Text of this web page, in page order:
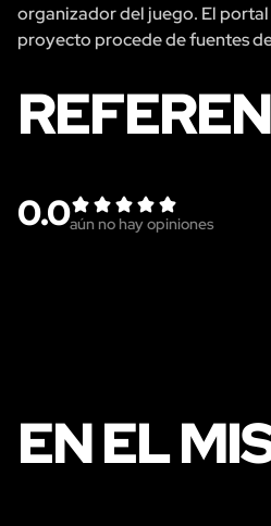
organizador del juego. El
proyecto procede de fuentes
0.0aún no hay opiniones
EN EL